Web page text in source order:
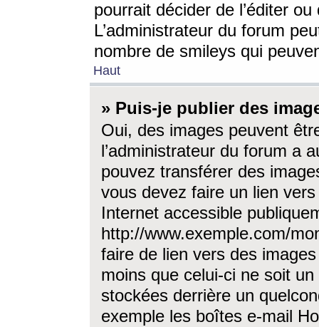
pourrait décider de l’éditer
L’administrateur du forum
nombre de smileys qui
Haut
» Puis-je publier des
Oui, des images peuvent
l’administrateur du forum a
pouvez transférer des
vous devez faire un lien
Internet accessible
http://www.exemple.com/
faire de lien vers des
moins que celui-ci ne soit
stockées derrière un
exemple les boîtes e-mail